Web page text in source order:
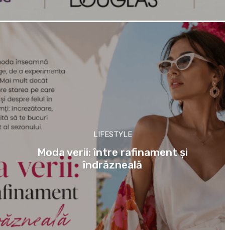
LIFESTYLE
Moda verii: între rafinament și
îndrăzneală